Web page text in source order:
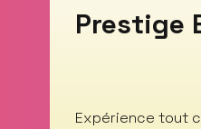
Prestige
Expérience tout